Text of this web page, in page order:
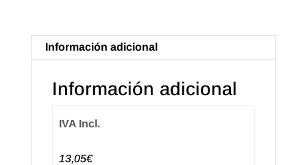
Información adicional
Información adicional
IVA Incl.
13,05€